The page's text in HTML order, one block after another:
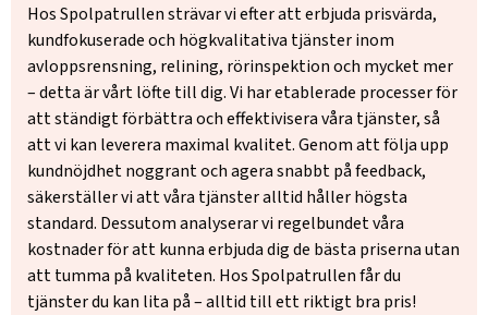
Hos Spolpatrullen strävar vi efter att erbjuda prisvärda,
kundfokuserade och högkvalitativa tjänster inom
avloppsrensning, relining, rörinspektion och mycket mer
– detta är vårt löfte till dig. Vi har etablerade processer för
att ständigt förbättra och effektivisera våra tjänster, så
att vi kan leverera maximal kvalitet. Genom att följa upp
kundnöjdhet noggrant och agera snabbt på feedback,
säkerställer vi att våra tjänster alltid håller högsta
standard. Dessutom analyserar vi regelbundet våra
kostnader för att kunna erbjuda dig de bästa priserna utan
att tumma på kvaliteten. Hos Spolpatrullen får du
tjänster du kan lita på – alltid till ett riktigt bra pris!